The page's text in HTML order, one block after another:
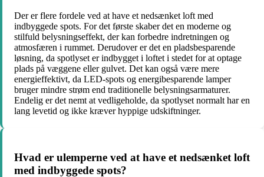
Der er flere fordele ved at have et nedsænket loft med
indbyggede spots. For det første skaber det en moderne og
stilfuld belysningseffekt, der kan forbedre indretningen og
atmosfæren i rummet. Derudover er det en pladsbesparende
løsning, da spotlyset er indbygget i loftet i stedet for at optage
plads på væggene eller gulvet. Det kan også være mere
energieffektivt, da LED-spots og energibesparende lamper
bruger mindre strøm end traditionelle belysningsarmaturer.
Endelig er det nemt at vedligeholde, da spotlyset normalt har en
lang levetid og ikke kræver hyppige udskiftninger.
Hvad er ulemperne ved at have et nedsænket loft
med indbyggede spots?